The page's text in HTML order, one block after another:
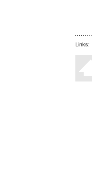
Links: